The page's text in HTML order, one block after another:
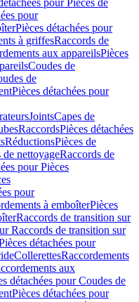
pour Pièces de
pour
Pièces détachées pour
à griffesRaccords de
aux appareilsPièces
Coudes de
de
Pièces détachées pour
JointsCapes de
RaccordsPièces détachées
RéductionsPièces de
de nettoyageRaccords de
pour Pièces
pour
à emboîterPièces
Raccords de transition sur
Raccords de transition sur
détachées pour
CollerettesRaccordements
aux
détachées pour Coudes de
Pièces détachées pour